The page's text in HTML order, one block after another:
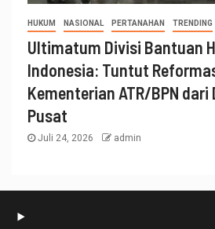
HUKUM NASIONAL PERTANAHAN TRENDING
Ultimatum Divisi Bantuan
Indonesia: Tuntut
Kementerian ATR/BPN dari
Pusat
Juli 24, 2026 admin